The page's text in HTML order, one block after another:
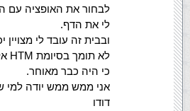
לי את הדף.
ובבית זה עובד לי
כי היה כבר מאוחר.
אני ממש ממש יודה למי
דודו